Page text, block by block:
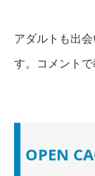
アダルトも出
す。コメントで
OPEN